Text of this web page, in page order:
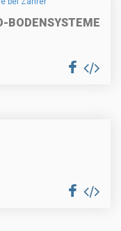
BODENSYSTEME